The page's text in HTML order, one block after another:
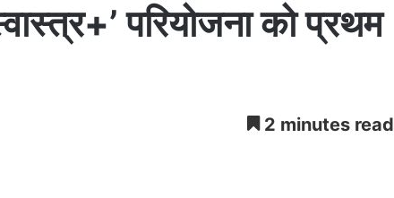
परियोजना को प्रथम
2 minutes read